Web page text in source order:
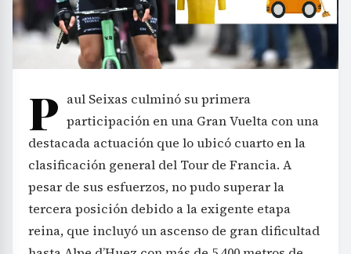
P aul Seixas culminó su primera
participación en una Gran Vuelta con una
destacada actuación que lo ubicó cuarto en la
clasificación general del Tour de Francia. A
pesar de sus esfuerzos, no pudo superar la
tercera posición debido a la exigente etapa
reina, que incluyó un ascenso de gran dificultad